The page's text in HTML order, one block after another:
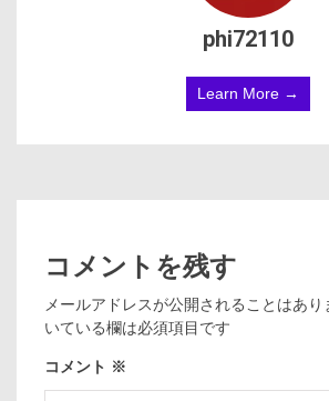
phi72110
Learn More →
コメントを残す
メールアドレスが公開されることはあり
いている欄は必須項目です
コメント ※